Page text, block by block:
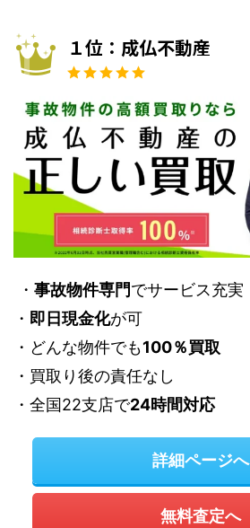
１位：成仏不動産
・ 事故物件専門でサービス充実
・ 即日現金化が可
・どんな物件でも100％買取
・買取り後の責任なし
・全国22支店で24時間対応
詳細ページへ
無料査定へ